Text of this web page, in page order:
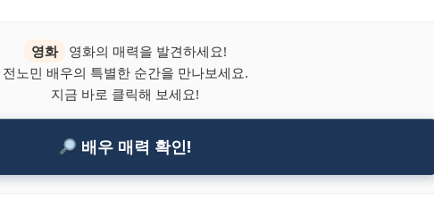
영화
영화의 매력을 발견하세요!
전노민 배우의 특별한 순간을 만나보세요.
지금 바로 클릭해 보세요!
배우 매력 확인!